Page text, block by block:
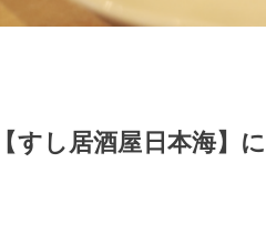
すし居酒屋日本海】